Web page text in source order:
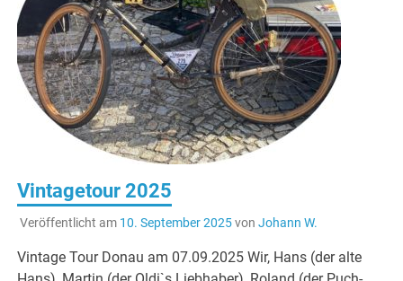
Vintagetour 2025
Veröffentlicht am 10. September 2025von Johann W.
Vintage Tour Donau am 07.09.2025 Wir, Hans (der alte